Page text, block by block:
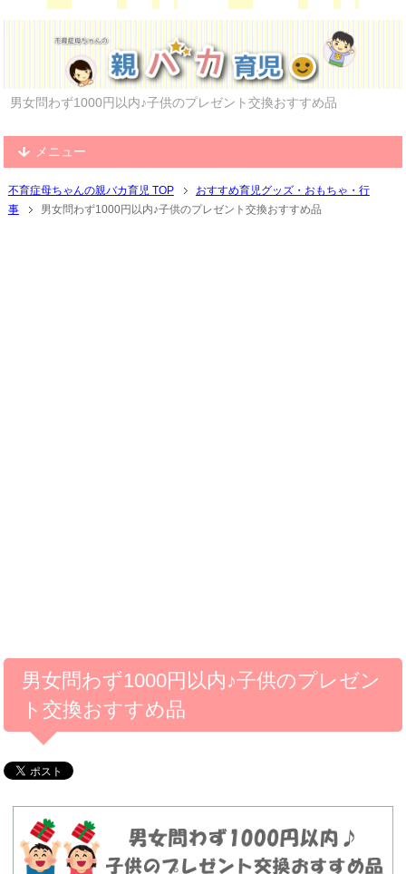
男女問わず1000円以内♪子供のプレゼント交換おすすめ品
メニュー
不育症母ちゃんの親バカ育児 TOP
おすすめ育児グッズ・おもちゃ・行
事
男女問わず1000円以内♪子供のプレゼント交換おすすめ品
男女問わず1000円以内♪子供のプレゼン
ト交換おすすめ品